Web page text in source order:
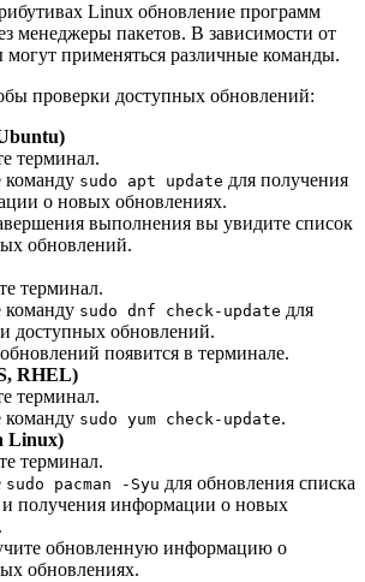
Linux обновление программ
менеджеры пакетов. В зависимости от
применяться различные команды.
проверки доступных обновлений:
терминал.
команду sudo apt update для получения
о новых обновлениях.
выполнения вы увидите список
обновлений.
терминал.
команду sudo dnf check-update для
доступных обновлений.
появится в терминале.
RHEL)
терминал.
команду sudo yum check-update.
Linux)
терминал.
sudo pacman -Syu для обновления списка
и получения информации о новых
обновленную информацию о
обновлениях.